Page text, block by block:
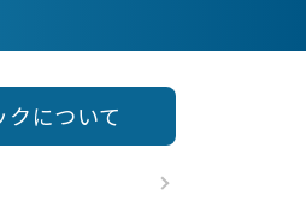
クについて